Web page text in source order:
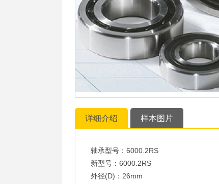
详细介绍 样本图片
轴承型号：6000.2RS
新型号：6000.2RS
外径(D)：26mm